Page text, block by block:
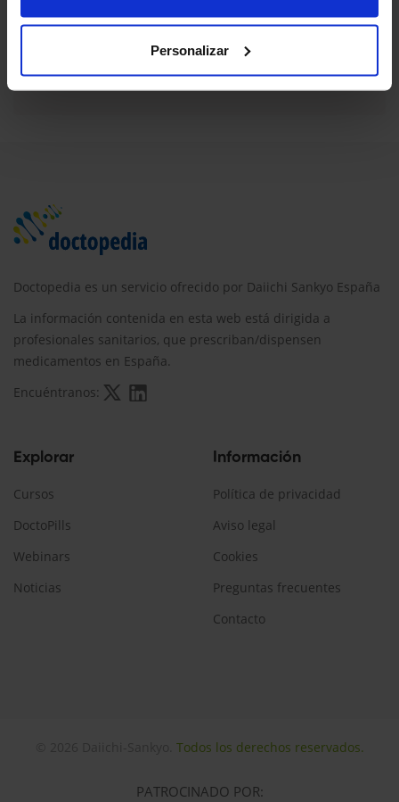
Personalizar
farmacológicas: ONCO/ACOD
Doctopedia es un servicio ofrecido por Daiichi Sankyo España
La información contenida en esta web está dirigida a
profesionales sanitarios, que prescriban/dispensen
medicamentos en España.
Encuéntranos:
Explorar
Cursos
DoctoPills
Webinars
Noticias
Información
Política de privacidad
Aviso legal
Cookies
Preguntas frecuentes
Contacto
Todos los derechos reservados.
PATROCINADO POR: